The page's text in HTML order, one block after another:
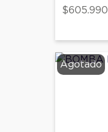
$605.990
Agotado